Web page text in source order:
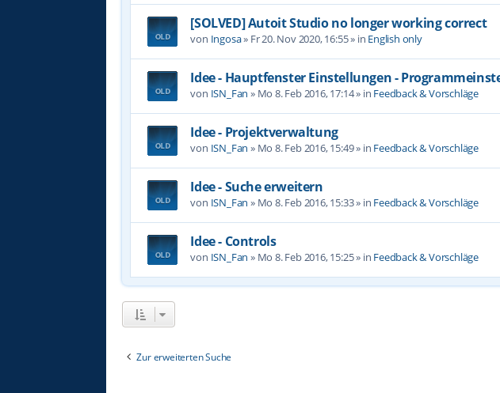
[SOLVED] Autoit Studio no longer working correct
von Ingosa» Fr 20. Nov 2020, 16:55» in English only
Idee - Hauptfenster Einstellungen -
von ISN_Fan » Mo 8. Feb 2016, 17:14» in Feedback & Vorschläge
Idee - Projektverwaltung
von ISN_Fan » Mo 8. Feb 2016, 15:49» in Feedback & Vorschläge
Idee - Suche erweitern
von ISN_Fan » Mo 8. Feb 2016, 15:33» in Feedback & Vorschläge
Idee - Controls
von ISN_Fan » Mo 8. Feb 2016, 15:25» in Feedback & Vorschläge
Zur erweiterten Suche